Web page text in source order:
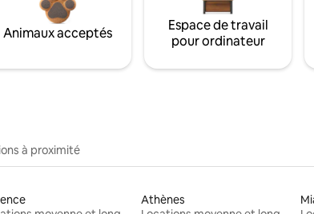
Animaux acceptés
Espace de travail
pour ordinateur
à proximité
Athènes